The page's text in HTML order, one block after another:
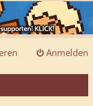
Anmelden